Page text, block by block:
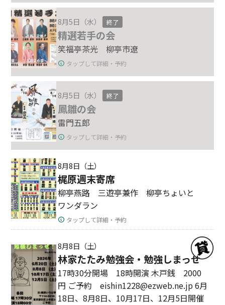
8月5日（水） 終了
精選若手の会
笑福亭茶光 柳亭市遼
タップして詳細・予約
8月5日（水） 終了
鳳雛の会
雷門五郎
タップして詳細・予約
8月8日（土）
梶原週末寄席
柳亭燕路 三遊亭兼作 柳亭ちょいと
ワンダラン
タップして詳細・予約
8月8日（土）
林家たたみ勉強会・勉強しまっせ
17時30分開場 18時開演 木戸銭 2000
円 ご予約 eishin1228@ezweb.ne.jp 6月
18日、8月8日、10月17日、12月5日開催